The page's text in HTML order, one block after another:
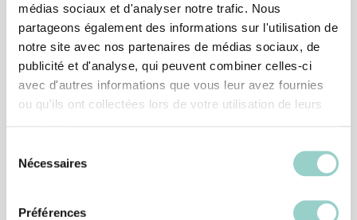
médias sociaux et d'analyser notre trafic. Nous
partageons également des informations sur l'utilisation de
notre site avec nos partenaires de médias sociaux, de
publicité et d'analyse, qui peuvent combiner celles-ci
avec d'autres informations que vous leur avez fournies
ou qu'ils ont collectées lors de votre utilisation de leurs
Nécessaires
Préférences